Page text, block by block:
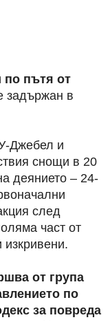
пътя от
задържан в
Джебел и
снощи в 20
деянието – 24-
след
част от
изкривени.
от група
по
за повреда